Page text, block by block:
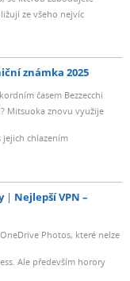
ze všeho nejvíc
známka 2025
časem Bezzecchi
Mitsuoka znovu využije
jejich chlazením
Nejlepší VPN –
Photos, které nelze
Ale především horory